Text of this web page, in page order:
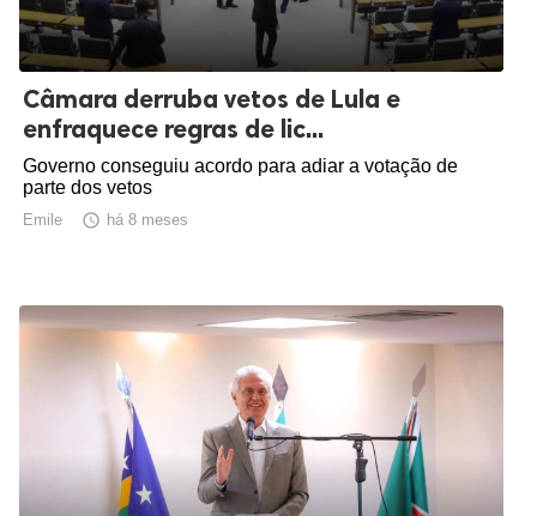
Câmara derruba vetos de Lula e
enfraquece regras de lic...
Governo conseguiu acordo para adiar a votação de
parte dos vetos
Emile  há 8 meses